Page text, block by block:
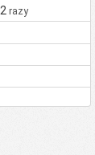
2razy